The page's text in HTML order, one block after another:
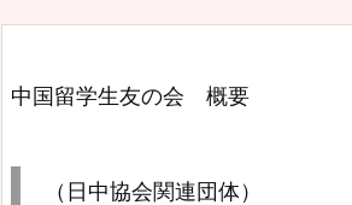
中国留学生友の会 概要
（日中協会関連団体）